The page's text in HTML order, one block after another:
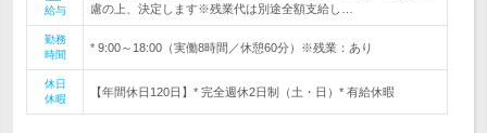
給与
慮の上、決定します※残業代は別途全額支給し…
勤務
時間
* 9:00～18:00（実働8時間／休憩60分）※残業：あり
休日
休暇
【年間休日120日】* 完全週休2日制（土・日）* 有給休暇